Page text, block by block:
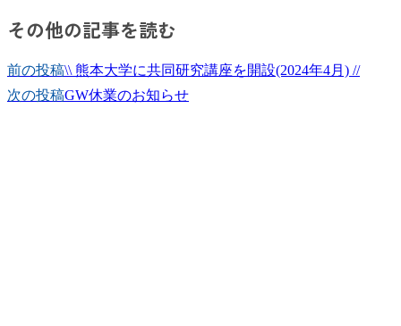
その他の記事を読む
前の投稿\\ 熊本大学に共同研究講座を開設(2024年4月) //
次の投稿GW休業のお知らせ